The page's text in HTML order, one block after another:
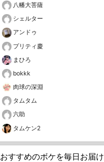
八幡大菩薩
シェルター
アンドゥ
プリティ慶
まひろ
bokkk
肉球の深淵
タムタム
六助
タムケン2
おすすめのボケを毎日お届け